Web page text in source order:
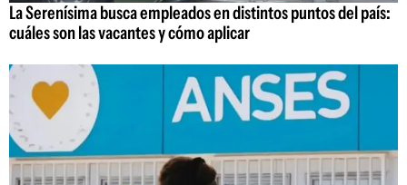
La Serenísima busca empleados en distintos puntos del país:
cuáles son las vacantes y cómo aplicar